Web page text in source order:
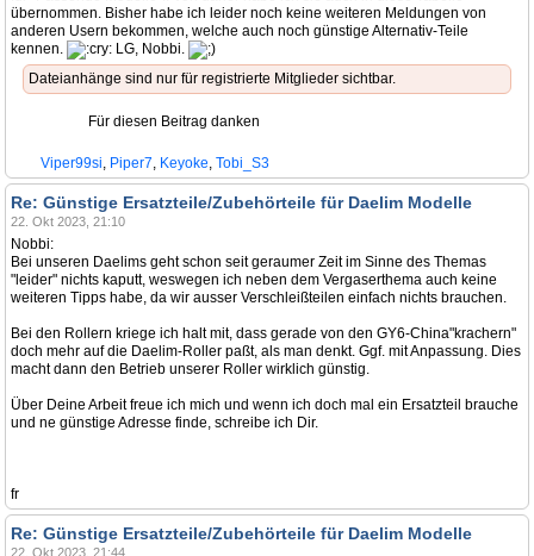
übernommen. Bisher habe ich leider noch keine weiteren Meldungen von
anderen Usern bekommen, welche auch noch günstige Alternativ-Teile
kennen.
LG, Nobbi.
Dateianhänge sind nur für registrierte Mitglieder sichtbar.
Für diesen Beitrag danken
Viper99si, Piper7, Keyoke, Tobi_S3
Re: Günstige Ersatzteile/Zubehörteile für Daelim Modelle
22. Okt 2023, 21:10
Nobbi:
Bei unseren Daelims geht schon seit geraumer Zeit im Sinne des Themas
"leider" nichts kaputt, weswegen ich neben dem Vergaserthema auch keine
weiteren Tipps habe, da wir ausser Verschleißteilen einfach nichts brauchen.
Bei den Rollern kriege ich halt mit, dass gerade von den GY6-China"krachern"
doch mehr auf die Daelim-Roller paßt, als man denkt. Ggf. mit Anpassung. Dies
macht dann den Betrieb unserer Roller wirklich günstig.
Über Deine Arbeit freue ich mich und wenn ich doch mal ein Ersatzteil brauche
und ne günstige Adresse finde, schreibe ich Dir.
fr
Re: Günstige Ersatzteile/Zubehörteile für Daelim Modelle
22. Okt 2023, 21:44